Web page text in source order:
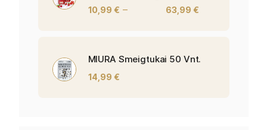
10,99 € – 63,99 €
MIURA Smeigtukai 50 Vnt.
14,99 €